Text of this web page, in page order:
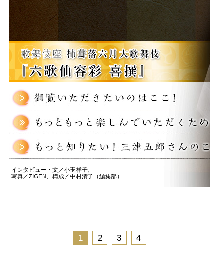
インタビュー・文／小玉祥子、
写真／ZIGEN、構成／中村清子（編集部）
1 2 3 4